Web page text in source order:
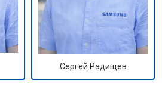
Сергей Радищев